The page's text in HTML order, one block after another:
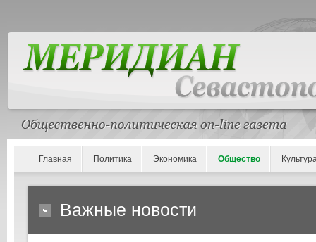
Главная Политика Экономика Общество
Важные новости